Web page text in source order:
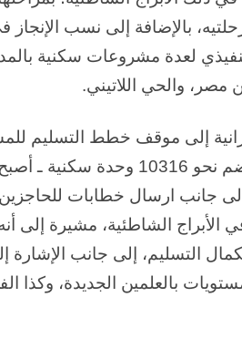
بالإضافة إلى نسب الإنجاز
لعدة مشروعات سكنية
والحي اللاتيني.
إلى موقف خطط التسليم
العلمين الجديدة، حيث أكدت أن الحي اللاتيني ـ والذي يضم
جانب ارسال خطابات
الأبراج الشاطئية، مشيرة إلى
وجارِ استكمال التسليم، إلى جانب
بالعلمين الجديدة، وكذا